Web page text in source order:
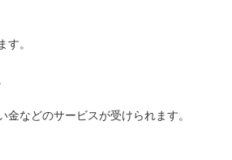
。
などのサービスが受けられます。